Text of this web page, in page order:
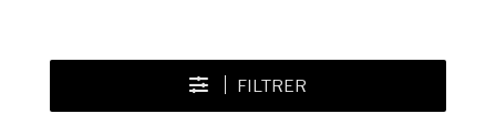
FILTRER